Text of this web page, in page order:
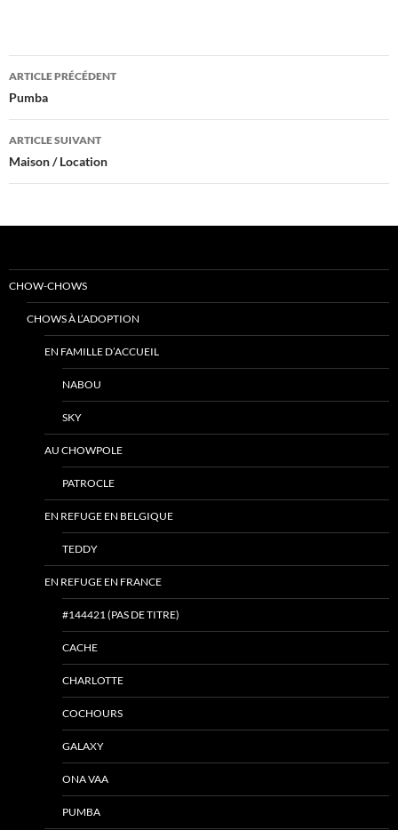
Navigation
des
articles
ARTICLE PRÉCÉDENT
Pumba
ARTICLE SUIVANT
Maison / Location
CHOW-CHOWS
CHOWS À L’ADOPTION
EN FAMILLE D’ACCUEIL
NABOU
SKY
AU CHOWPOLE
PATROCLE
EN REFUGE EN BELGIQUE
TEDDY
EN REFUGE EN FRANCE
#144421 (PAS DE TITRE)
CACHE
CHARLOTTE
COCHOURS
GALAXY
ONA VAA
PUMBA